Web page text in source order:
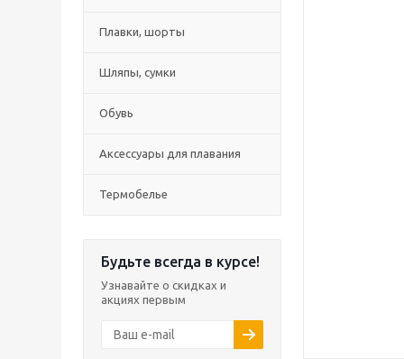
Плавки, шорты
Шляпы, сумки
Обувь
Аксессуары для плавания
Термобелье
Будьте всегда в курсе!
Узнавайте о скидках и
акциях первым